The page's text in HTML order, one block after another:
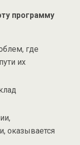
программу
где
их
оказывается